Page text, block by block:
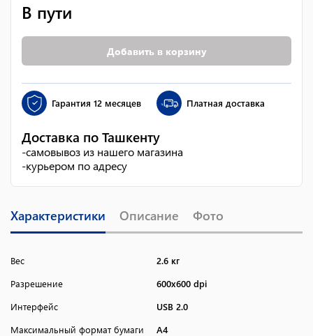
В пути
Добавить в корзину
Гарантия 12 месяцев Платная доставка
Доставка по Ташкенту
-самовывоз из нашего магазина
-курьером по адресу
Характеристики Описание Фото
Вес
2.6 кг
Разрешение
600x600 dpi
Интерфейс
USB 2.0
Максимальный формат бумаги
A4